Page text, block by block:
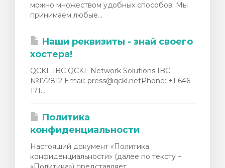
можно множеством удобных способов. Мы
принимаем любые...
Наши реквизиты - знай своего
хостера!
QCKL IBC QCKL Network Solutions IBC
№172812 Email: press@qckl.netPhone: +1 646
171...
Политика
конфиденциальности
Настоящий документ «Политика
конфиденциальности» (далее по тексту –